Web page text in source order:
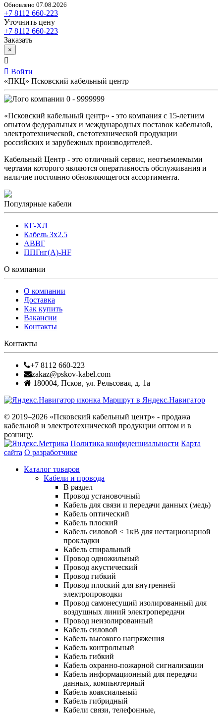
Обновлено 07.08.2026
+7 8112 660-223
Уточнить цену
+7 8112 660-223
Заказать
×
Войти
«ПКЦ» Псковский кабельный центр
0 - 9999999
«Псковский кабельный центр» - это компания с 15-летним
опытом федеральных и международных поставок кабельной,
электротехнической, светотехнической продукции
российских и зарубежных производителей.
Кабельный Центр - это отличный сервис, неотъемлемыми
чертами которого являются оперативность обслуживания и
наличие постоянно обновляющегося ассортимента.
Популярные кабели
КГ-ХЛ
Кабель 3x2.5
АВВГ
ППГнг(А)-HF
О компании
О компании
Доставка
Как купить
Вакансии
Контакты
Контакты
+7 8112 660-223
zakaz@pskov-kabel.com
180004, Псков, ул. Рельсовая, д. 1а
Маршрут в Яндекс.Навигатор
© 2019–2026 «Псковский кабельный центр» - продажа
кабельной и электротехнической продукции оптом и в
розницу.
Политика конфиденциальности Карта
сайта О разработчике
Каталог товаров
Кабели и провода
В раздел
Провод установочный
Кабель для связи и передачи данных (медь)
Кабель оптический
Кабель плоский
Кабель силовой < 1кВ для нестационарной
прокладки
Кабель спиральный
Провод одножильный
Провод акустический
Провод гибкий
Провод плоский для внутренней
электропроводки
Провод самонесущий изолированный для
воздушных линий электропередачи
Провод неизолированный
Кабель силовой
Кабель высокого напряжения
Кабель контрольный
Кабель гибкий
Кабель охранно-пожарной сигнализации
Кабель информационный для передачи
данных, компьютерный
Кабель коаксиальный
Кабель гибридный
Кабели связи, телефонные,